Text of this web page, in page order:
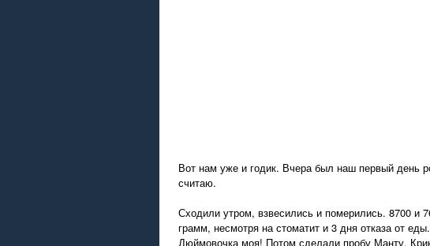
Вот нам уже и годик. Вчера был наш первый день
считаю.
Сходили утром, взвесились и померились. 8700 и
грамм, несмотря на стоматит и 3 дня отказа от
Дюймовочка моя! Потом сделали пробу Манту.